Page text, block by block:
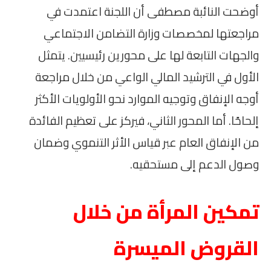
أوضحت النائبة مصطفى أن اللجنة اعتمدت في
مراجعتها لمخصصات وزارة التضامن الاجتماعي
والجهات التابعة لها على محورين رئيسيين. يتمثل
الأول في الترشيد المالي الواعي من خلال مراجعة
أوجه الإنفاق وتوجيه الموارد نحو الأولويات الأكثر
إلحاحًا. أما المحور الثاني، فيركز على تعظيم الفائدة
من الإنفاق العام عبر قياس الأثر التنموي وضمان
وصول الدعم إلى مستحقيه.
تمكين المرأة من خلال
القروض الميسرة